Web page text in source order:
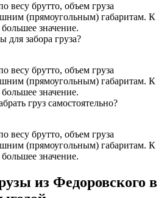
весу брутто, объем груза
(прямоугольным) габаритам. К
значение.
забора груза?
весу брутто, объем груза
(прямоугольным) габаритам. К
значение.
груз самостоятельно?
весу брутто, объем груза
(прямоугольным) габаритам. К
значение.
из Федоровского в